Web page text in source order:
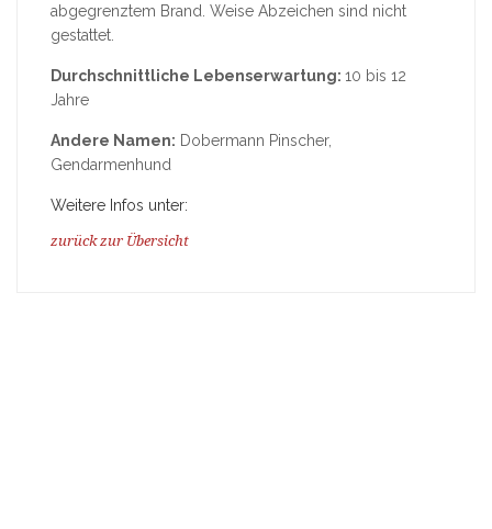
abgegrenztem Brand. Weise Abzeichen sind nicht
gestattet.
Durchschnittliche Lebenserwartung: 10 bis 12
Jahre
Andere Namen: Dobermann Pinscher,
Gendarmenhund
Weitere Infos unter:
zurück zur Übersicht